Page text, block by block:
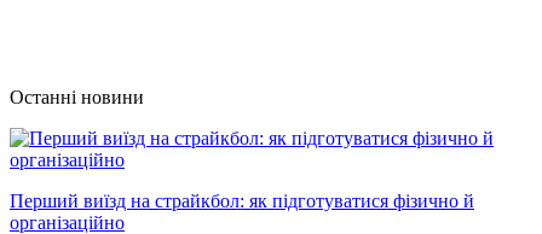
Останні новини
Перший виїзд на страйкбол: як підготуватися фізично й
організаційно